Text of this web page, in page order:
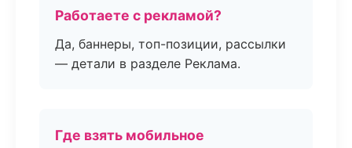
Работаете с рекламой?
Да, баннеры, топ-позиции, рассылки
— детали в разделе Реклама.
Где взять мобильное